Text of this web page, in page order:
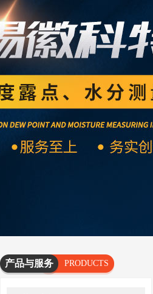
产品与服务
PRODUCTS